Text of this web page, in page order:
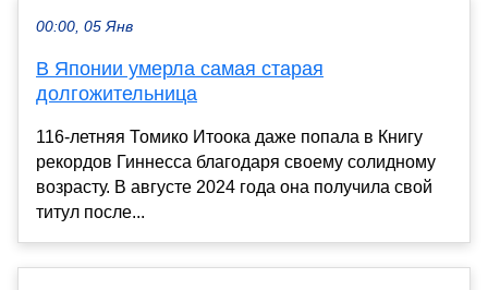
00:00, 05 Янв
В Японии умерла самая старая
долгожительница
116-летняя Томико Итоока даже попала в Книгу
рекордов Гиннесса благодаря своему солидному
возрасту. В августе 2024 года она получила свой
титул после...